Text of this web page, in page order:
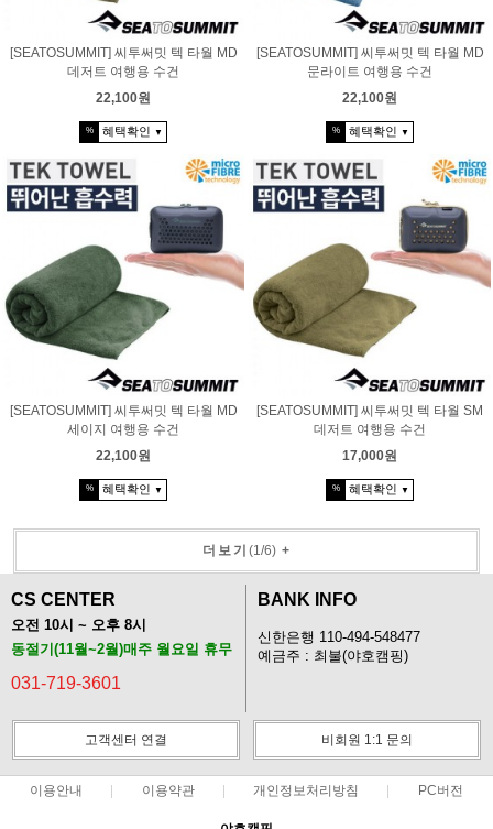
[SEATOSUMMIT] 씨투써밋 텍 타월 MD
데저트 여행용 수건
22,100원
% 혜택확인 ▼
[SEATOSUMMIT] 씨투써밋 텍 타월 MD
문라이트 여행용 수건
22,100원
% 혜택확인 ▼
[SEATOSUMMIT] 씨투써밋 텍 타월 MD
세이지 여행용 수건
22,100원
% 혜택확인 ▼
[SEATOSUMMIT] 씨투써밋 텍 타월 SM
데저트 여행용 수건
17,000원
% 혜택확인 ▼
더보기 (1/6)+
CS CENTER
오전 10시 ~ 오후 8시
동절기(11월~2월)매주 월요일 휴무
031-719-3601
BANK INFO
신한은행 110-494-548477
예금주 : 최불(야호캠핑)
고객센터 연결 비회원 1:1 문의
이용안내 이용약관 개인정보처리방침 PC버전